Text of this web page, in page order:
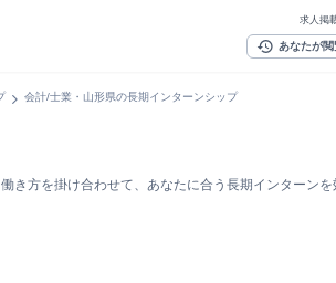
求人掲
history あなたが閲
chevron_right 会計/士業・山形県の長期インターンシップ
方を掛け合わせて、あなたに合う長期インターンを